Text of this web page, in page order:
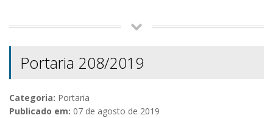
Portaria 208/2019
Categoria: Portaria
Publicado em: 07 de agosto de 2019